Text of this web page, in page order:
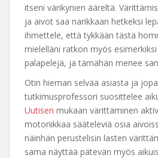
itseni värikynien ääreltä.
ja aivot saa narikkaan hetkeksi
ihmettele, että tykkään tästä
mielelläni ratkon myös
palapelejä, ja tämähän menee
Otin hieman selvää asiasta ja
tutkimusprofessori suosittelee
Uutisen mukaan värittäminen
motoriikkaa sääteleviä osia
näinhän perustelisin lasten
sama näyttää pätevän myös